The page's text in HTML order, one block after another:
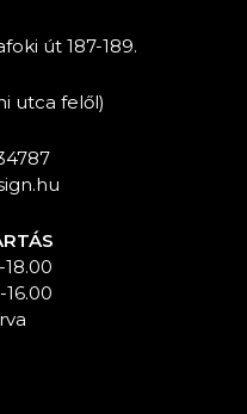
út 187-189.
utca felől)
18.00